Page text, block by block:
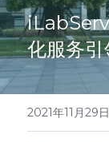
简体
微信
化服务引
2021年11月29日